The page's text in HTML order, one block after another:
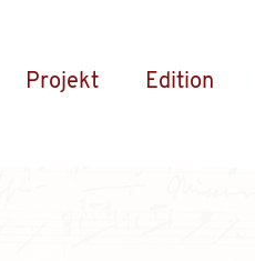
Projekt Edition